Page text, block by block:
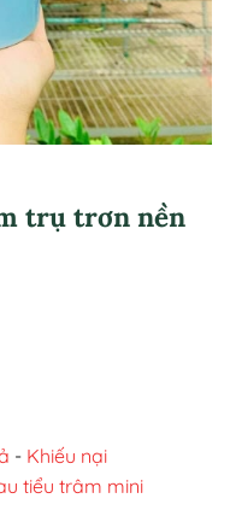
trụ trơn nền
- Khiếu nại
tiểu trâm mini